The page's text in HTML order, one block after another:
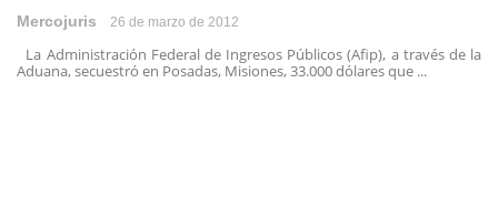
Mercojuris 26 de marzo de 2012
La Administración Federal de Ingresos Públicos (Afip), a través de la
Aduana, secuestró en Posadas, Misiones, 33.000 dólares que ...